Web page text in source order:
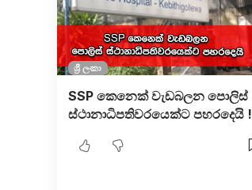
ශ්‍රී ලංකා
SSP කෙනෙක් වැඩබලන පොලිස්
ස්ථානාධිපතිවරයෙක්ට පහරදෙයි !